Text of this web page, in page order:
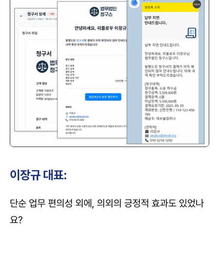
이장규 대표:
단순 업무 편의성 외에, 의외의 긍정적 효과도 있었나
요?